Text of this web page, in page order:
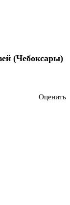
(Чебоксары)
Оценить